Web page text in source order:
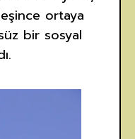
ortaya
bir sosyal